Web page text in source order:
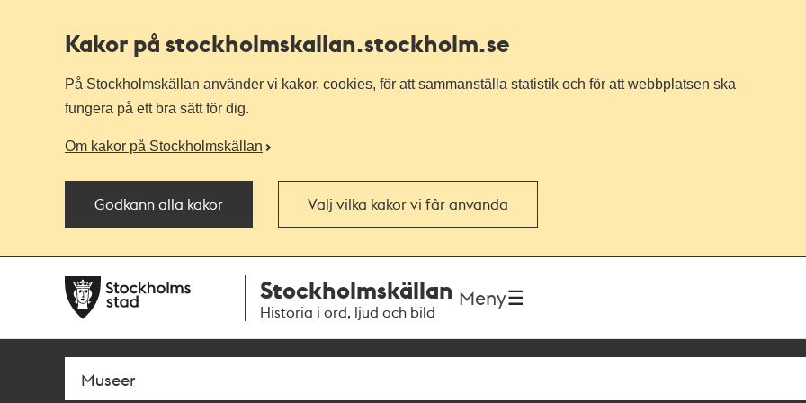
Kakor på stockholmskallan.stockholm.se
På Stockholmskällan använder vi kakor, cookies, för att sammanställa statistik och för att webbplatsen ska
fungera på ett bra sätt för dig.
Om kakor på Stockholmskällan
Godkänn alla kakor Välj vilka kakor vi får använda
navigationen
huvudinnehållet
Stockholmskällan
Historia i ord, ljud och bild
Meny
Sök